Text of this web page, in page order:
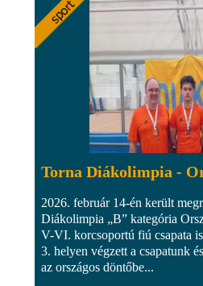
Torna Diákolimpia -
2026. február 14-én került
Diákolimpia „B” kategória
V-VI. korcsoportú fiú csapata
3. helyen végzett a csapatunk
az országos döntőbe...